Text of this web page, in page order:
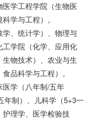
学工程学院（生物医
学与工程）。
、统计学）、物理与
学院（化学、应用化
物技术）、农业与生
品科学与工程）。
医学（八年制/五年
年制）、儿科学（5+3一
理学、医学检验技